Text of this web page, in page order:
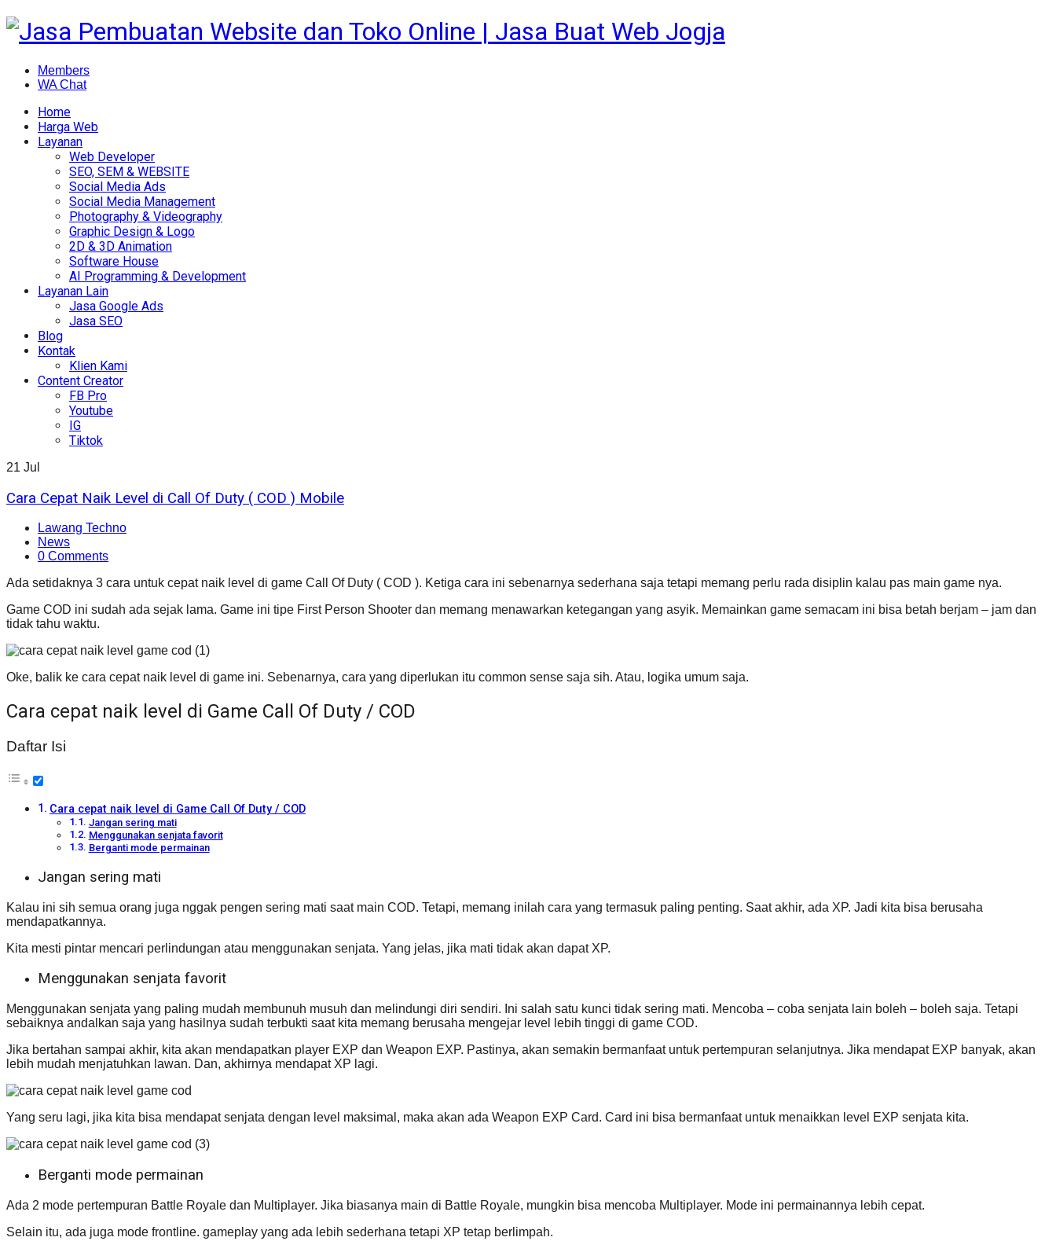
Members
WA Chat
Home
Harga Web
Layanan
Web Developer
SEO, SEM & WEBSITE
Social Media Ads
Social Media Management
Photography & Videography
Graphic Design & Logo
2D & 3D Animation
Software House
AI Programming & Development
Layanan Lain
Jasa Google Ads
Jasa SEO
Blog
Kontak
Klien Kami
Content Creator
FB Pro
Youtube
IG
Tiktok
21 Jul
Cara Cepat Naik Level di Call Of Duty ( COD ) Mobile
Lawang Techno
News
0 Comments
Ada setidaknya 3 cara untuk cepat naik level di game Call Of Duty ( COD ). Ketiga cara ini sebenarnya sederhana saja tetapi memang perlu rada disiplin kalau pas main game nya.
Game COD ini sudah ada sejak lama. Game ini tipe First Person Shooter dan memang menawarkan ketegangan yang asyik. Memainkan game semacam ini bisa betah berjam – jam dan
tidak tahu waktu.
Oke, balik ke cara cepat naik level di game ini. Sebenarnya, cara yang diperlukan itu common sense saja sih. Atau, logika umum saja.
Cara cepat naik level di Game Call Of Duty / COD
Daftar Isi
Cara cepat naik level di Game Call Of Duty / COD
Jangan sering mati
Menggunakan senjata favorit
Berganti mode permainan
Jangan sering mati
Kalau ini sih semua orang juga nggak pengen sering mati saat main COD. Tetapi, memang inilah cara yang termasuk paling penting. Saat akhir, ada XP. Jadi kita bisa berusaha
mendapatkannya.
Kita mesti pintar mencari perlindungan atau menggunakan senjata. Yang jelas, jika mati tidak akan dapat XP.
Menggunakan senjata favorit
Menggunakan senjata yang paling mudah membunuh musuh dan melindungi diri sendiri. Ini salah satu kunci tidak sering mati. Mencoba – coba senjata lain boleh – boleh saja. Tetapi
sebaiknya andalkan saja yang hasilnya sudah terbukti saat kita memang berusaha mengejar level lebih tinggi di game COD.
Jika bertahan sampai akhir, kita akan mendapatkan player EXP dan Weapon EXP. Pastinya, akan semakin bermanfaat untuk pertempuran selanjutnya. Jika mendapat EXP banyak, akan
lebih mudah menjatuhkan lawan. Dan, akhirnya mendapat XP lagi.
Yang seru lagi, jika kita bisa mendapat senjata dengan level maksimal, maka akan ada Weapon EXP Card. Card ini bisa bermanfaat untuk menaikkan level EXP senjata kita.
Berganti mode permainan
Ada 2 mode pertempuran Battle Royale dan Multiplayer. Jika biasanya main di Battle Royale, mungkin bisa mencoba Multiplayer. Mode ini permainannya lebih cepat.
Selain itu, ada juga mode frontline. gameplay yang ada lebih sederhana tetapi XP tetap berlimpah.